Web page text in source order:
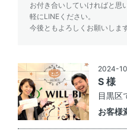
お付き合いしていければと思
軽にLINEください。
今後ともよろしくお願いします
2024-
S 様
目黒区
お客様